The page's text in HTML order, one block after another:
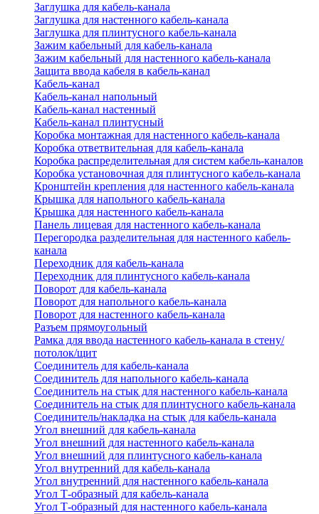
Заглушка для кабель-канала
Заглушка для настенного кабель-канала
Заглушка для плинтусного кабель-канала
Зажим кабельный для кабель-канала
Зажим кабельный для настенного кабель-канала
Защита ввода кабеля в кабель-канал
Кабель-канал
Кабель-канал напольный
Кабель-канал настенный
Кабель-канал плинтусный
Коробка монтажная для настенного кабель-канала
Коробка ответвительная для кабель-канала
Коробка распределительная для систем кабель-каналов
Коробка установочная для плинтусного кабель-канала
Кронштейн крепления для настенного кабель-канала
Крышка для напольного кабель-канала
Крышка для настенного кабель-канала
Панель лицевая для настенного кабель-канала
Перегородка разделительная для настенного кабель-
канала
Переходник для кабель-канала
Переходник для плинтусного кабель-канала
Поворот для кабель-канала
Поворот для напольного кабель-канала
Поворот для настенного кабель-канала
Разъем прямоугольный
Рамка для ввода настенного кабель-канала в стену/
потолок/щит
Соединитель для кабель-канала
Соединитель для напольного кабель-канала
Соединитель на стык для настенного кабель-канала
Соединитель на стык для плинтусного кабель-канала
Соединитель/накладка на стык для кабель-канала
Угол внешний для кабель-канала
Угол внешний для настенного кабель-канала
Угол внешний для плинтусного кабель-канала
Угол внутренний для кабель-канала
Угол внутренний для настенного кабель-канала
Угол Т-образный для кабель-канала
Угол Т-образный для настенного кабель-канала